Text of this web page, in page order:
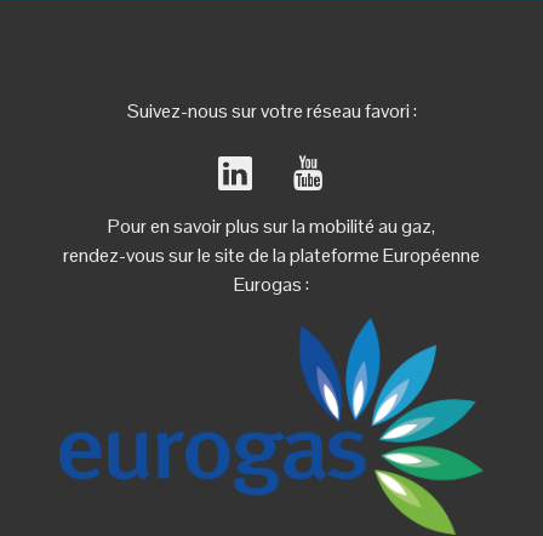
Suivez-nous sur votre réseau favori :
Pour en savoir plus sur la mobilité au gaz,
rendez-vous sur le site de la plateforme Européenne
Eurogas :